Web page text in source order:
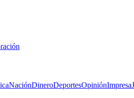
NaciónDineroDeportesOpiniónImpresa